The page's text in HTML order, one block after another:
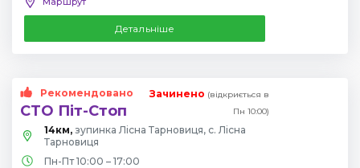
Детальніше
Рекомендовано
СТО Піт-Стоп
Зачинено (відкриється в
Пн 10:00)
14км, зупинка Лісна Тарновиця, с. Лісна
Тарновиця
Пн-Пт 10:00 – 17:00